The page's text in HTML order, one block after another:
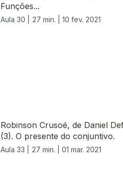
Funções...
Aula 30 | 27 min. | 10 fev. 2021
Robinson Crusoé, de Daniel
(3). O presente do conjuntivo.
Aula 33 | 27 min. | 01 mar. 2021